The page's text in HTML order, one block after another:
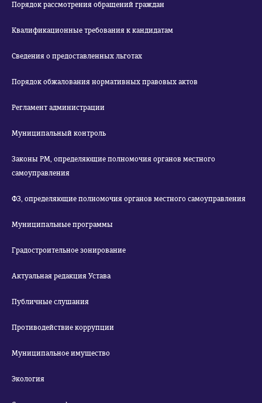
Порядок рассмотрения обращений граждан
Квалификационные требования к кандидатам
Сведения о предоставленных льготах
Порядок обжалования нормативных правовых актов
Регламент администрации
Муниципальный контроль
Законы РМ, определяющие полномочия органов местного
самоуправления
ФЗ, определяющие полномочия органов местного самоуправления
Муниципальные программы
Градостроительное зонирование
Актуальная редакция Устава
Публичные слушания
Противодействие коррупции
Муниципальное имущество
Экология